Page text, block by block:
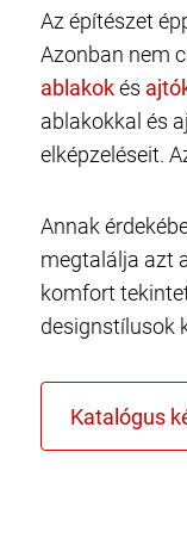
Az építészet
Azonban nem
és
ablakokkal és
elképzeléseit.
Annak
megtalálja azt
komfort
designstílusok